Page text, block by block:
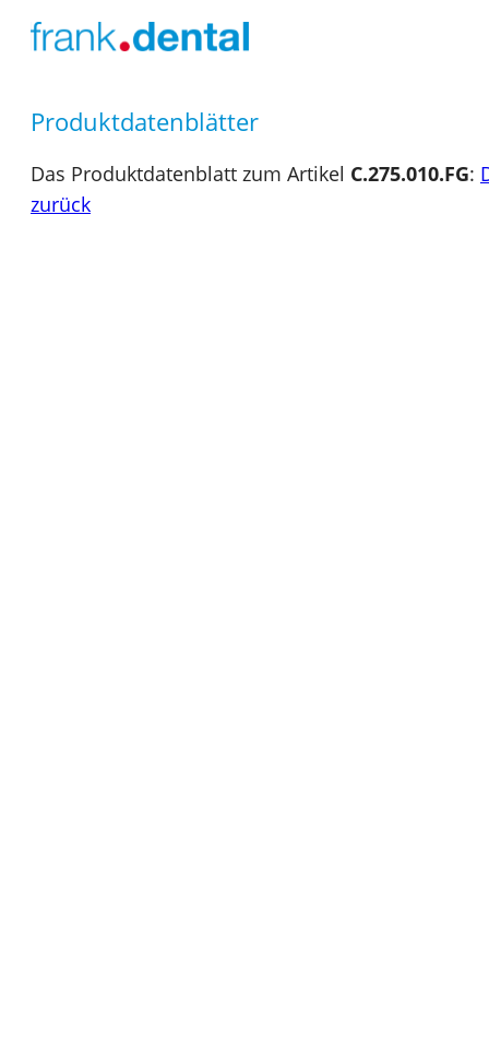
Produktdatenblätter
Das Produktdatenblatt zum Artikel C.275.010.FG:
zurück